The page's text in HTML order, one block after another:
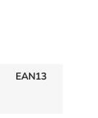
EAN13